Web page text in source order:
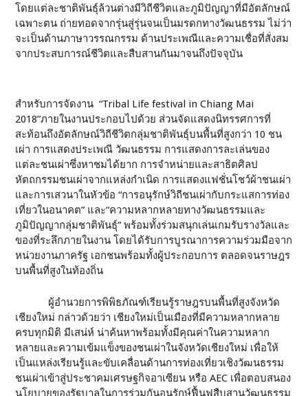
โดยแต่ละชาติพันธุ์ล้วนต่างมีวิถีชีวิตและภูมิปัญญาที่มีอัตลักษณ์
เฉพาะตน ถ่ายทอดจากรุ่นสู่รุ่นจนเป็นมรดกทางวัฒนธรรม ไม่ว่า
จะเป็นด้านภาษาวรรณกรรม ด้านประเพณีและความเชื่อที่สั่งสม
จากประสบการณ์ชีวิตและสืบสานกันมาจนถึงปัจจุบัน
สำหรับการจัดงาน “Tribal Life festival in Chiang Mai
2018”ภายในงานประกอบไปด้วย ส่วนจัดแสดงนิทรรศการที่
สะท้อนถึงอัตลักษณ์วิถีชีวิตกลุ่มชาติพันธุ์บนพื้นที่สูงกว่า 10 ชน
เผ่า การแสดงประเพณี วัฒนธรรม การแสดงการละเล่นของ
แต่ละชนเผ่าซึ่งหาชมได้ยาก การจำหน่ายและสาธิตศิลป
หัตถกรรมชนเผ่าจากแหล่งกำเนิด การแสดงแฟชั่นโชว์ผ้าชนเผ่า
และการเสวนาในหัวข้อ “การอนุรักษ์วิถีชนเผ่ากับกระแสการท่อง
เที่ยวในอนาคต” และ“ความหลากหลายทางวัฒนธรรมและ
ภูมิปัญญากลุ่มชาติพันธุ์” พร้อมทั้งร่วมสนุกเล่นเกมรับรางวัลและ
ของที่ระลึกภายในงาน โดยได้รับการบูรณาการความร่วมมือจาก
หน่วยงานภาครัฐ เอกชนพร้อมทั้งผู้ประกอบการ ตลอดจนราษฎร
บนพื้นที่สูงในท้องถิ่น
​ ผู้อำนวยการพิพิธภัณฑ์เรียนรู้ราษฎรบนพื้นที่สูงจังหวัด
เชียงใหม่ กล่าวด้วยว่า เชียงใหม่เป็นเมืองที่มีความหลากหลาย
ครบทุกมิติ มีเสน่ห์ น่าค้นหาพร้อมทั้งมีคุณค่าในความหลาก
หลายและความเข้มแข็งของชนเผ่าในจังหวัดเชียงใหม่ เพื่อให้
เป็นแหล่งเรียนรู้และขับเคลื่อนด้านการท่องเที่ยวเชิงวัฒนธรรม
ชนเผ่าเข้าสู่ประชาคมเศรษฐกิจอาเซียน หรือ AEC เพื่อตอบสนอง
นโยบายของรัฐบาลในการร่วมกันอนุรักษ์ฟื้นฟูสืบสานวัฒนธรรม